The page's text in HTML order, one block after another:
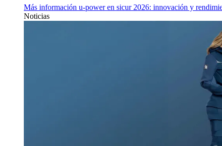
Más información u‑power en sicur 2026: innovación y
Noticias